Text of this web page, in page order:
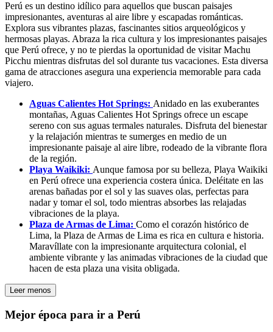
Perú es un destino idílico para aquellos que buscan paisajes
impresionantes, aventuras al aire libre y escapadas románticas.
Explora sus vibrantes plazas, fascinantes sitios arqueológicos y
hermosas playas. Abraza la rica cultura y los impresionantes paisajes
que Perú ofrece, y no te pierdas la oportunidad de visitar Machu
Picchu mientras disfrutas del sol durante tus vacaciones. Esta diversa
gama de atracciones asegura una experiencia memorable para cada
viajero.
Aguas Calientes Hot Springs: Anidado en las exuberantes
montañas, Aguas Calientes Hot Springs ofrece un escape
sereno con sus aguas termales naturales. Disfruta del bienestar
y la relajación mientras te sumerges en medio de un
impresionante paisaje al aire libre, rodeado de la vibrante flora
de la región.
Playa Waikiki: Aunque famosa por su belleza, Playa Waikiki
en Perú ofrece una experiencia costera única. Deléitate en las
arenas bañadas por el sol y las suaves olas, perfectas para
nadar y tomar el sol, todo mientras absorbes las relajadas
vibraciones de la playa.
Plaza de Armas de Lima: Como el corazón histórico de
Lima, la Plaza de Armas de Lima es rica en cultura e historia.
Maravíllate con la impresionante arquitectura colonial, el
ambiente vibrante y las animadas vibraciones de la ciudad que
hacen de esta plaza una visita obligada.
Leer menos
Mejor época para ir a Perú